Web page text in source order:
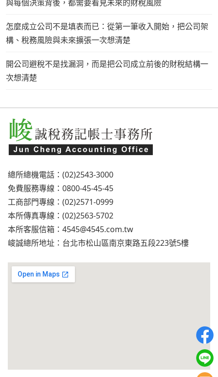
與每個決策背後，都需要看見未來的財稅風險
怎麼成立公司不是填表而已：從第一筆收入開始，把公司架
構、稅務風險與未來擴張一次想清楚
開公司避稅不是找漏洞，而是把公司成立前後的財稅結構一
次想清楚
總所總機電話：(02)2543-3000
免費服務專線：0800-45-45-45
工商部門專線：(02)2571-0999
本所傳真專線：(02)2563-5702
本所客服信箱： 4545@4545.com.tw
峻誠總所地址：台北市松山區南京東路五段223號5樓